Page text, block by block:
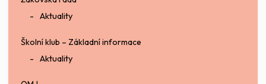
Aktuality
Školní klub – Základní informace
Aktuality